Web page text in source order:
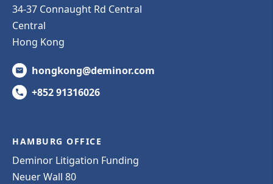
34-37 Connaught Rd Central
Central
Hong Kong
hongkong@deminor.com
+852 91316026
HAMBURG OFFICE
Deminor Litigation Funding
Neuer Wall 80